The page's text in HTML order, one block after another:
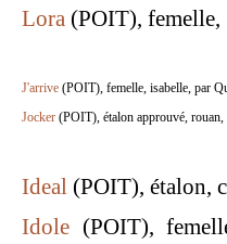
Lora (POIT), femelle,
J'arrive (POIT), femelle, isabelle, par
Jocker (POIT), étalon approuvé, rouan,
Ideal (POIT), étalon,
Idole (POIT),